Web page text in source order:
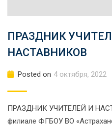
ПРАЗДНИК
НАСТАВНИКОВ
Posted on 4 октября, 2022
ПРАЗДНИК УЧИТЕЛЕЙ И
филиале ФГБОУ ВО